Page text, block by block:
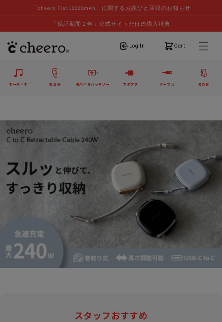
「cheero Flat 10000mAh」に関するお詫びと回収のお知らせ
「保証期間２年」公式サイトだけの購入特典
Log In
ログイン Cart
カート
オーディオ 集音器 モバイルバッテリー アダプタ ケーブル その他
スタッフおすすめ